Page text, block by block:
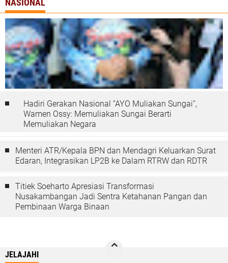
NASIONAL
Hadiri Gerakan Nasional “AYO Muliakan Sungai”,
Wamen Ossy: Memuliakan Sungai Berarti
Memuliakan Negara
Menteri ATR/Kepala BPN dan Mendagri Keluarkan Surat
Edaran, Integrasikan LP2B ke Dalam RTRW dan RDTR
Titiek Soeharto Apresiasi Transformasi
Nusakambangan Jadi Sentra Ketahanan Pangan dan
Pembinaan Warga Binaan
JELAJAHI